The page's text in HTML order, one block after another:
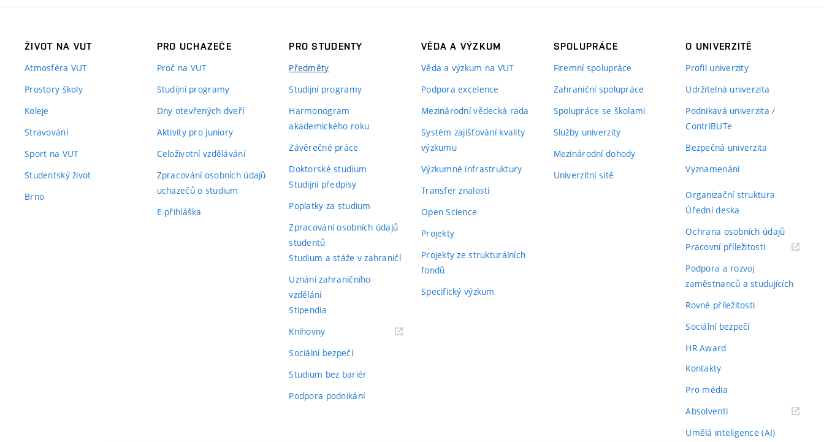
ŽIVOT NA VUT
Atmosféra VUT
Prostory školy
Koleje
Stravování
Sport na VUT
Studentský život
Brno
PRO UCHAZEČE
Proč na VUT
Studijní programy
Dny otevřených dveří
Aktivity pro juniory
Celoživotní vzdělávání
Zpracování osobních údajů
uchazečů o studium
E-přihláška
PRO STUDENTY
Předměty
Studijní programy
Harmonogram
akademického roku
Závěrečné práce
Doktorské studium
Studijní předpisy
Poplatky za studium
Zpracování osobních údajů
studentů
Studium a stáže v zahraničí
Uznání zahraničního
vzdělání
Stipendia
Knihovny(externí
Sociální bezpečí
Studium bez bariér
Podpora podnikání
VĚDA A VÝZKUM
Věda a výzkum na VUT
Podpora excelence
Mezinárodní vědecká rada
Systém zajišťování kvality
výzkumu
Výzkumné infrastruktury
Transfer znalostí
Open Science
Projekty
Projekty ze strukturálních
fondů
Specifický výzkum
SPOLUPRÁCE
Firemní spolupráce
Zahraniční spolupráce
Spolupráce se školami
Služby univerzity
Mezinárodní dohody
Univerzitní sítě
O UNIVERZITĚ
Profil univerzity
Udržitelná univerzita
Podnikavá univerzita /
ContriBUTe
Bezpečná univerzita
Vyznamenání
Organizační struktura
Úřední deska
Ochrana osobních údajů
Pracovní příležitosti(externí
Podpora a rozvoj
zaměstnanců a studujících
Rovné příležitosti
Sociální bezpečí
HR Award
Kontakty
Pro média
Absolventi(externí
Umělá inteligence (AI)